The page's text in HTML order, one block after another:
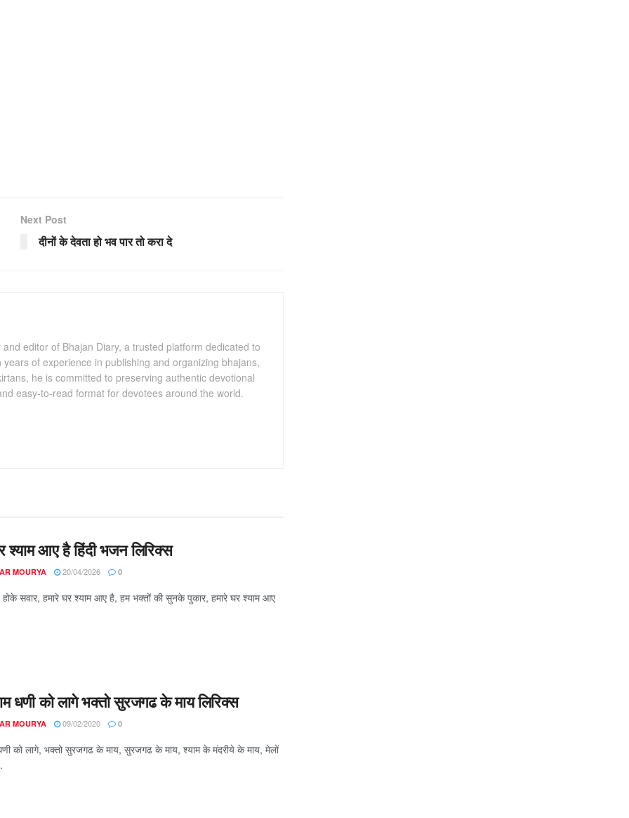
Next Post
दीनों के देवता हो भव पार तो करा दे
editor of Bhajan Diary, a trusted platform dedicated to
of experience in publishing and organizing bhajans,
he is committed to preserving authentic devotional
easy-to-read format for devotees around the world.
श्याम आए है हिंदी भजन लिरिक्स
MOURYA 20/04/2026 0
सवार, हमारे घर श्याम आए है, हम भक्तों की सुनके पुकार, हमारे घर श्याम आए
धणी को लागे भक्तो सुरजगढ के माय लिरिक्स
MOURYA 09/02/2020 0
को लागे, भक्तो सुरजगढ के माय, सुरजगढ के माय, श्याम के मंदरीये के माय, मेलों